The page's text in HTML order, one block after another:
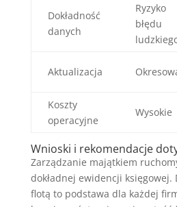
Dokładność
danych
Ryzyko
błędu
Aktualizacja
Koszty
operacyjne
Wysokie
Wnioski i rekomendacje
Zarządzanie majątkiem
dokładnej ewidencji księgowej.
flotą to podstawa dla każdej